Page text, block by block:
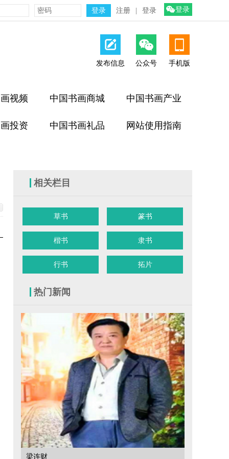
注册 登录 登录
发布信息 公众号 手机版
视频 中国书画商城 中国书画产业
投资 中国书画礼品 网站使用指南
相关栏目
草书 篆书
楷书 隶书
行书 拓片
热门新闻
梁连财